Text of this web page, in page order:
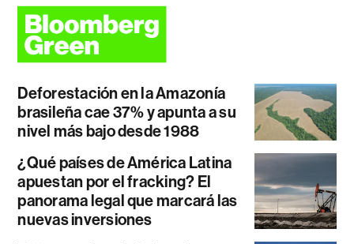
Deforestación en la Amazonía
brasileña cae 37% y apunta a su
nivel más bajo desde 1988
¿Qué países de América Latina
apuestan por el fracking? El
panorama legal que marcará las
nuevas inversiones